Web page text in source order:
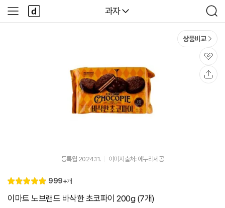
다나와
과자
검
색
사
이
다
나
와
상품비교
관
심
등록월 2024.11. 이미지출처: 에누리제공
별
5.
리
999+개
이마트 노브랜드 바삭한 초코파이 200g (7개)